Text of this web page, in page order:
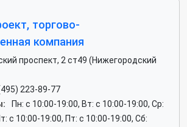
торгово-
компания
проспект, 2 ст49 (Нижегородский
223-89-77
Пн: c 10:00-19:00, Вт: c 10:00-19:00, Ср:
c 10:00-19:00, Пт: c 10:00-19:00, Сб: